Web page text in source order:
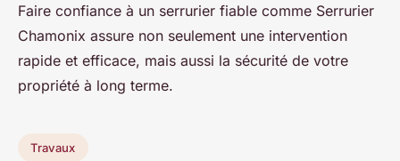
Faire confiance à un serrurier fiable comme Serrurier
Chamonix assure non seulement une intervention
rapide et efficace, mais aussi la sécurité de votre
propriété à long terme.
Travaux